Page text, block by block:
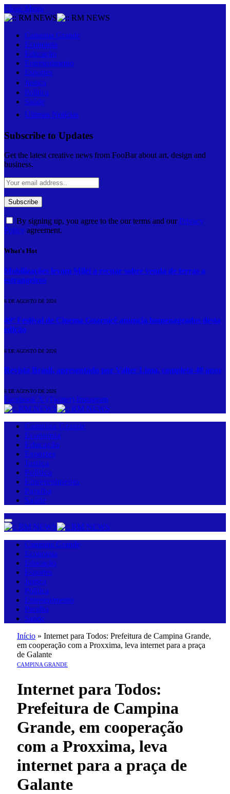
Close Menu
Campina Grande
Economia
Educação
Entretenimento
Esportes
Justiça
Política
Saúde
Últimas Notícias
Subscribe to Updates
Get the latest creative news from FooBar about art, design and
business.
By signing up, you agree to the our terms and our Privacy
Policy agreement.
What's Hot
Mobilizações levam Milei a recuar sobre venda de terras a
estrangeiros
6 DE AGOSTO DE 2026
49º Festival de Cinema Guarnicê anuncia homenageados desta
edição
6 DE AGOSTO DE 2026
Revista Brasil, apresentado por Valter Lima, completa 40 anos
6 DE AGOSTO DE 2026
Facebook X (Twitter) Instagram
Campina Grande
Economia
Educação
Esportes
Justiça
Política
Entretenimento
Paraíba
Saúde
Campina Grande
Economia
Educação
Esportes
Justiça
Política
Entretenimento
Paraíba
Saúde
Início » Internet para Todos: Prefeitura de Campina Grande,
em cooperação com a Proxxima, leva internet para a praça
de Galante
CAMPINA GRANDE
Internet para Todos:
Prefeitura de Campina
Grande, em cooperação
com a Proxxima, leva
internet para a praça de
Galante